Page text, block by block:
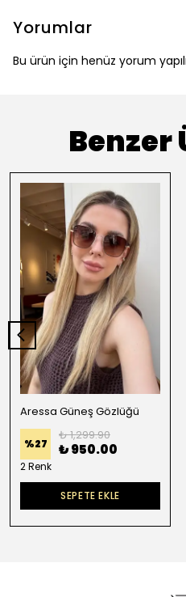
Yorumlar
Bu ürün için henüz yorum
Benzer
Aressa Güneş Gözlüğü
%27
₺ 1,299.90
₺ 950.00
2 Renk
SEPETE EKLE